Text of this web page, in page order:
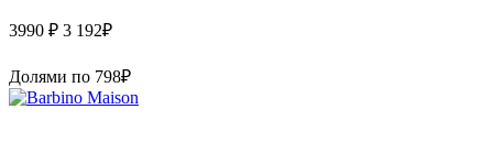
3990 ₽ 3 192₽
Долями по 798₽